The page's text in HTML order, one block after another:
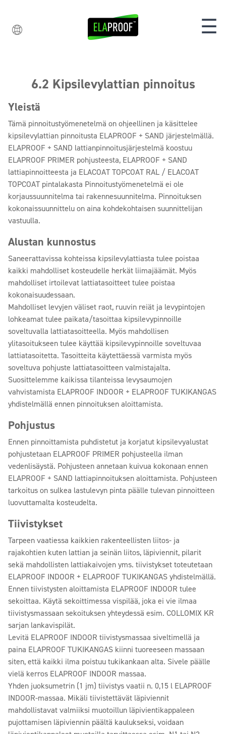
☰
6.2 Kipsilevylattian pinnoitus
Yleistä
Tämä pinnoitustyömenetelmä on ohjeellinen ja käsittelee
kipsilevylattian pinnoitusta ELAPROOF + SAND järjestelmällä.
ELAPROOF + SAND lattianpinnoitusjärjestelmä koostuu
ELAPROOF PRIMER pohjusteesta, ELAPROOF + SAND
lattiapinnoitteesta ja ELACOAT TOPCOAT RAL / ELACOAT
TOPCOAT pintalakasta Pinnoitustyömenetelmä ei ole
korjaussuunnitelma tai rakennesuunnitelma. Pinnoituksen
kokonaissuunnittelu on aina kohdekohtaisen suunnittelijan
vastuulla.
Alustan kunnostus
Saneerattavissa kohteissa kipsilevylattiasta tulee poistaa
kaikki mahdolliset kosteudelle herkät liimajäämät. Myös
mahdolliset irtoilevat lattiatasoitteet tulee poistaa
kokonaisuudessaan.
Mahdolliset levyjen väliset raot, ruuvin reiät ja levypintojen
lohkeamat tulee paikata/tasoittaa kipsilevypinnoille
soveltuvalla lattiatasoitteella. Myös mahdollisen
ylitasoitukseen tulee käyttää kipsilevypinnoille soveltuvaa
lattiatasoitetta. Tasoitteita käytettäessä varmista myös
soveltuva pohjuste lattiatasoitteen valmistajalta.
Suosittelemme kaikissa tilanteissa levysaumojen
vahvistamista ELAPROOF INDOOR + ELAPROOF TUKIKANGAS
yhdistelmällä ennen pinnoituksen aloittamista.
Pohjustus
Ennen pinnoittamista puhdistetut ja korjatut kipsilevyalustat
pohjustetaan ELAPROOF PRIMER pohjusteella ilman
vedenlisäystä. Pohjusteen annetaan kuivua kokonaan ennen
ELAPROOF + SAND lattiapinnoituksen aloittamista. Pohjusteen
tarkoitus on sulkea lastulevyn pinta päälle tulevan pinnoitteen
luovuttamalta kosteudelta.
Tiivistykset
Tarpeen vaatiessa kaikkien rakenteellisten liitos- ja
rajakohtien kuten lattian ja seinän liitos, läpiviennit, pilarit
sekä mahdollisten lattiakaivojen yms. tiivistykset toteutetaan
ELAPROOF INDOOR + ELAPROOF TUKIKANGAS yhdistelmällä.
Ennen tiivistysten aloittamista ELAPROOF INDOOR tulee
sekoittaa. Käytä sekoittimessa vispilää, joka ei vie ilmaa
tiivistysmassaan sekoituksen yhteydessä esim. COLLOMIX KR
sarjan lankavispilät.
Levitä ELAPROOF INDOOR tiivistysmassaa siveltimellä ja
paina ELAPROOF TUKIKANGAS kiinni tuoreeseen massaan
siten, että kaikki ilma poistuu tukikankaan alta. Sivele päälle
vielä kerros ELAPROOF INDOOR massaa.
Yhden juoksumetrin (1 jm) tiivistys vaatii n. 0,15 l ELAPROOF
INDOOR-massaa. Mikäli tiivistettävät läpiviennit
mahdollistavat valmiiksi muotoillun läpivientikappaleen
pujottamisen läpiviennin päältä kaulukseksi, voidaan